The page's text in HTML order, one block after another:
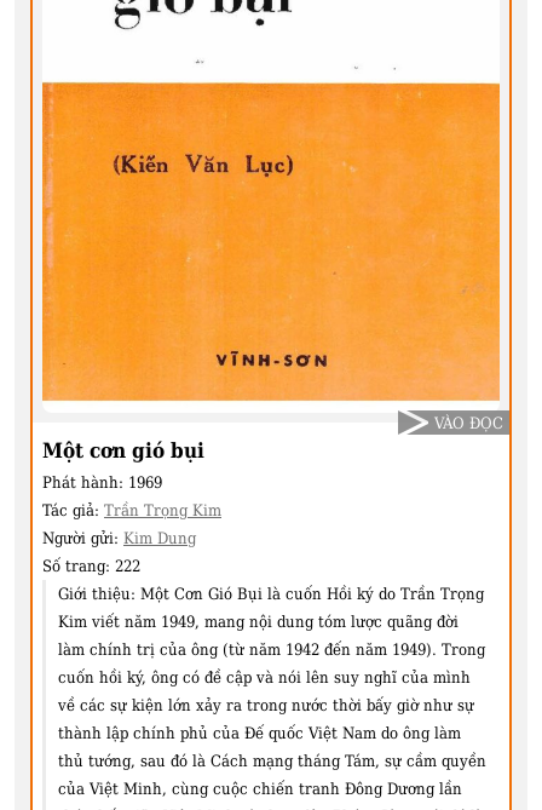
Một cơn gió bụi
Phát hành: 1969
Tác giả: Trần Trọng Kim
Người gửi: Kim Dung
Số trang: 222
Giới thiệu: Một Cơn Gió Bụi là cuốn Hồi ký do Trần Trọng
Kim viết năm 1949, mang nội dung tóm lược quãng đời
làm chính trị của ông (từ năm 1942 đến năm 1949). Trong
cuốn hồi ký, ông có đề cập và nói lên suy nghĩ của mình
về các sự kiện lớn xảy ra trong nước thời bấy giờ như sự
thành lập chính phủ của Đế quốc Việt Nam do ông làm
thủ tướng, sau đó là Cách mạng tháng Tám, sự cầm quyền
của Việt Minh, cùng cuộc chiến tranh Đông Dương lần
VÀO ĐỌC